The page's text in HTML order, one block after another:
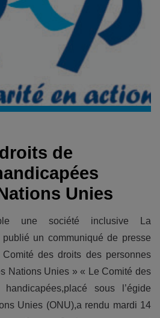
de
Unies
une société inclusive La
un communiqué de presse
des droits des personnes
Nations Unies » « Le Comité des
sous l’égide
Unies (ONU),a rendu mardi 14